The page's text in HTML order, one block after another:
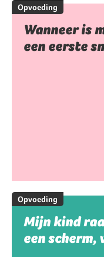
Opvoeding
Wanneer is
een eerste
Opvoeding
Mijn kind
een scherm,